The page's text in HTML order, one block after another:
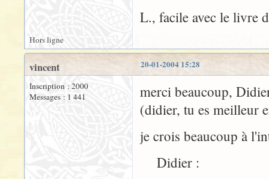
L., facile avec le livre
Hors ligne
20-01-2004 15:28
vincent
Inscription : 2000
Messages : 1 441
merci beaucoup,
(didier, tu es meilleur
je crois beaucoup à
Didier :